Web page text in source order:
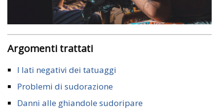
Argomenti trattati
I lati negativi dei tatuaggi
Problemi di sudorazione
Danni alle ghiandole sudoripare